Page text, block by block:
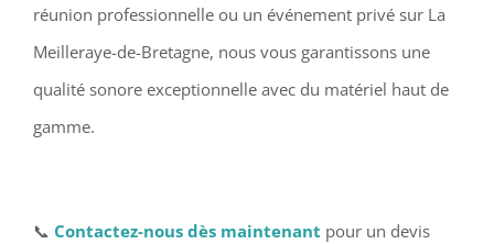
réunion professionnelle ou un événement privé sur La
Meilleraye-de-Bretagne, nous vous garantissons une
qualité sonore exceptionnelle avec du matériel haut de
gamme.
📞 Contactez-nous dès maintenant pour un devis